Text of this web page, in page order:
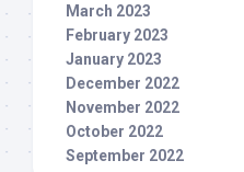
March 2023
February 2023
January 2023
December 2022
November 2022
October 2022
September 2022